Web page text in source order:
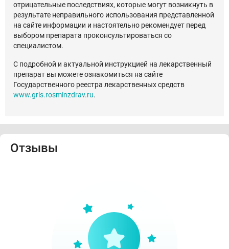
отрицательные последствиях, которые могут возникнуть в
результате неправильного использования представленной
на сайте информации и настоятельно рекомендует перед
выбором препарата проконсультироваться со
специалистом.
С подробной и актуальной инструкцией на лекарственный
препарат вы можете ознакомиться на сайте
Государственного реестра лекарственных средств
www.grls.rosminzdrav.ru.
Отзывы